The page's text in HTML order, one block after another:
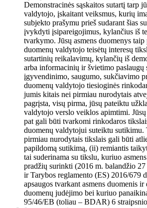
Demonstracinės sąskaitos sutartį tarp
valdytojo, įskaitant veiksmus, kurių
subjekto prašymu prieš sudarant šias
įvykdyti įsipareigojimus, kylančius iš
tvarkymo. Jūsų asmens duomenys
duomenų valdytojo teisėtų interesų
sutartinių reikalavimų, kylančių iš
arba informacinių ir švietimo paslaugų
įgyvendinimo, saugumo, sukčiavimo
duomenų valdytojo tiesioginės
jumis kitais nei pirmiau nurodytais
pagrįsta, visų pirma, jūsų pateiktu
valdytojo verslo veiklos apimtimi. Jūsų
pat gali būti tvarkomi rinkodaros
duomenų valdytojui suteiktu sutikimu.
pirmiau nurodytais tikslais gali būti
papildomą sutikimą, (ii) remiantis
tai suderinama su tikslu, kuriuo
pradžių surinkti (2016 m. balandžio
ir Tarybos reglamento (ES) 2016/679
apsaugos tvarkant asmens duomenis
duomenų judėjimo bei kuriuo
95/46/EB (toliau – BDAR) 6